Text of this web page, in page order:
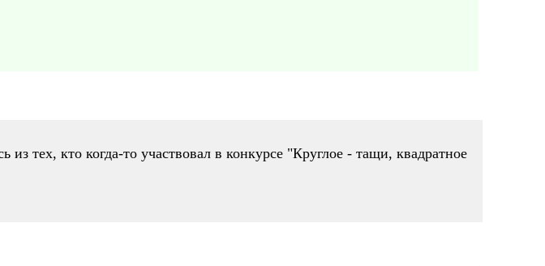
тех, кто когда-то участвовал в конкурсе "Круглое - тащи, квадратное